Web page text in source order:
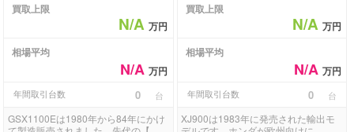
買取上限
N/A万円
相場平均
N/A万円
年間取引台数 0 台
GSX1100Eは1980年から84年にかけ
買取上限
N/A 万円
相場平均
N/A 万円
年間取引台数 0 台
XJ900は1983年に発売された輸出モ